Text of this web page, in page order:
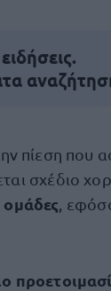
πίεση που
σχέδιο
ομάδες ,